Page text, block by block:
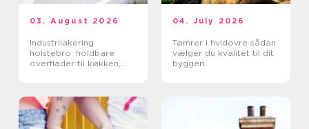
03. August 2026
Industrilakering
holstebro: holdbare
overflader til køkken,
04. July 2026
Tømrer i hvidovre sådan
vælger du kvalitet til dit
byggeri